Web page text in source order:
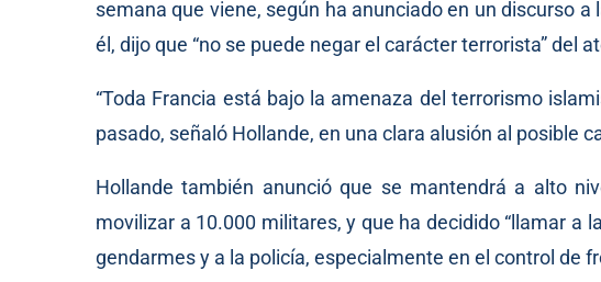
semana que viene, según ha anunciado en un discurso
él, dijo que “no se puede negar el carácter terrorista” del
“Toda Francia está bajo la amenaza del terrorismo
pasado, señaló Hollande, en una clara alusión al posible
Hollande también anunció que se mantendrá a alto
movilizar a 10.000 militares, y que ha decidido “llamar a
gendarmes y a la policía, especialmente en el control de